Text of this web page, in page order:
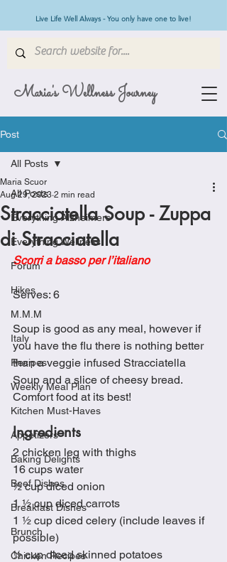
Maria's Wellness Journey
Live Life Well Always - You only have one to live!
Post
All Posts
Everything Alzheimers
Everything Wellness
Forum
Hikes
M.M.M
Italy
Recipes
Weekly Meal Plan
Kitchen Must-Haves
Appetizers
Baking Delights
Beef Dishes
Breakfast Dishes
Brunch
Chicken Recipes
All Posts
Stracciatella Soup - Zuppa
di Stracciatella
Maria Scuor
Aug 29, 2023 2 min read
Scorri a basso per l’italiano
Serves: 6
Soup is good as any meal, however if
you have the flu there is nothing better
than a veggie infused Stracciatella
Soup and a slice of cheesy bread.
Comfort food at its best!
Ingredients
2 chicken leg with thighs
16 cups water
½ cup diced onion
1 ½ cup diced carrots
1 ½ cup diced celery (include leaves if
possible)
½ cup diced skinned potatoes